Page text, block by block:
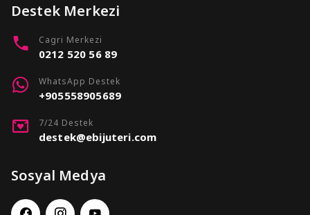
Destek Merkezi
Cagri Merkezi
0212 520 56 89
WhatsApp Destek
+905558905689
7/24 Destek
destek@ebijuteri.com
Sosyal Medya